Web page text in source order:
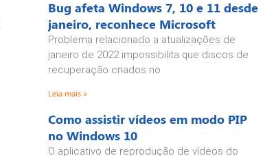
Bug afeta Windows 7, 10 e 11 desde
janeiro, reconhece Microsoft
Problema relacionado a atualizações de
janeiro de 2022 impossibilita que discos de
recuperação criados no
Leia mais »
Como assistir vídeos em modo PIP
no Windows 10
O aplicativo de reprodução de vídeos do